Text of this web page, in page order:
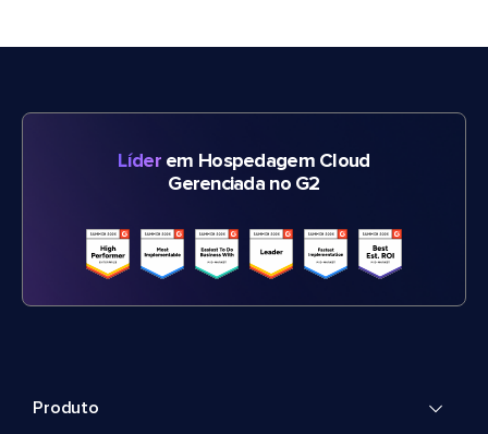
Líderem Hospedagem Cloud
Gerenciada no G2
Produto